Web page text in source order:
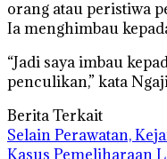
orang atau peristiwa
Ia menghimbau
“Jadi saya imbau
penculikan,” kata
Berita Terkait
Selain Perawatan,
Kasus Pemeliharaan